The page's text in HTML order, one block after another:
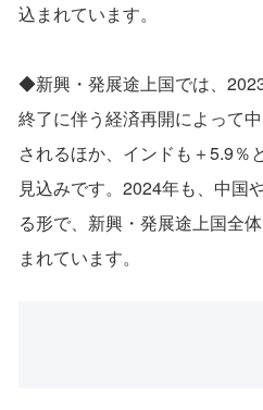
込まれています。
◆新興・発展途上国では、
終了に伴う経済再開によって
されるほか、インドも＋5.9％
見込みです。2024年も、中国
る形で、新興・発展途上国全
まれています。